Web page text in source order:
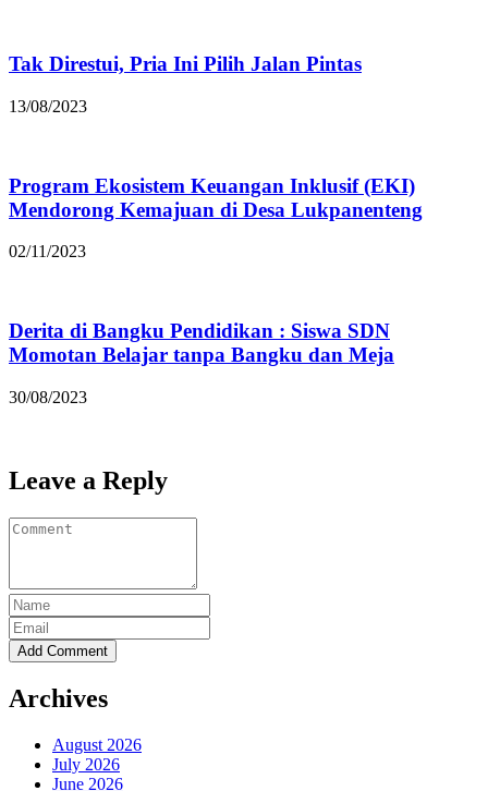
Tak Direstui, Pria Ini Pilih Jalan Pintas
13/08/2023
Program Ekosistem Keuangan Inklusif (EKI)
Mendorong Kemajuan di Desa Lukpanenteng
02/11/2023
Derita di Bangku Pendidikan : Siswa SDN
Momotan Belajar tanpa Bangku dan Meja
30/08/2023
Leave a Reply
Archives
August 2026
July 2026
June 2026